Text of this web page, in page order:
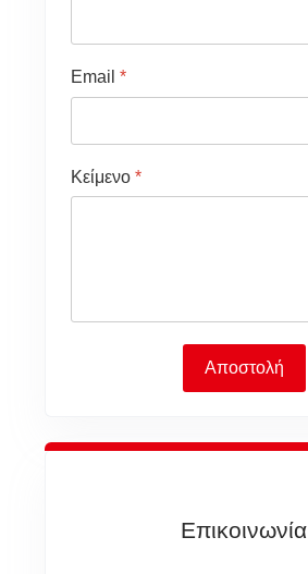
Email *
Κείμενο *
Αποστολή
Επικοινωνία